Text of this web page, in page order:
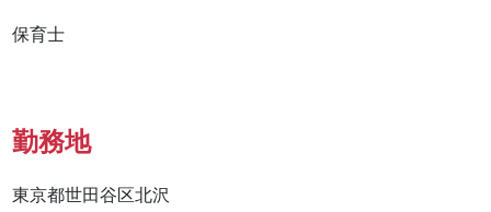
保育士
勤務地
東京都世田谷区北沢